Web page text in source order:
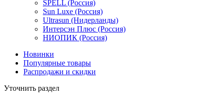
SPELL (Россия)
Sun Luxe (Россия)
Ultrasun (Нидерланды)
Интерсэн Плюс (Россия)
НИОПИК (Россия)
Новинки
Популярные товары
Распродажи и скидки
Уточнить раздел